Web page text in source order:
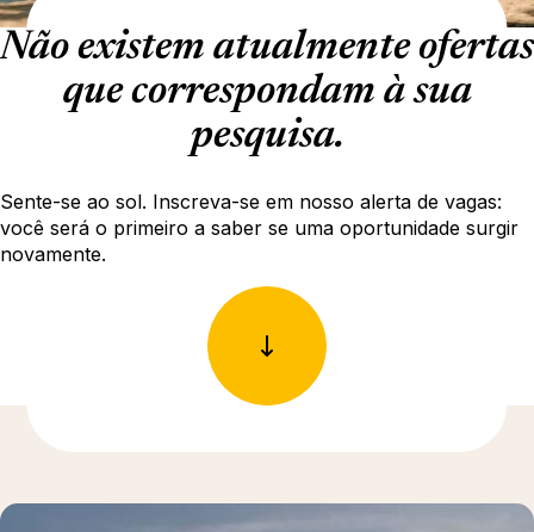
Não existem atualmente ofertas
que correspondam à sua
pesquisa.
Sente-se ao sol. Inscreva-se em nosso alerta de vagas:
você será o primeiro a saber se uma oportunidade surgir
novamente.